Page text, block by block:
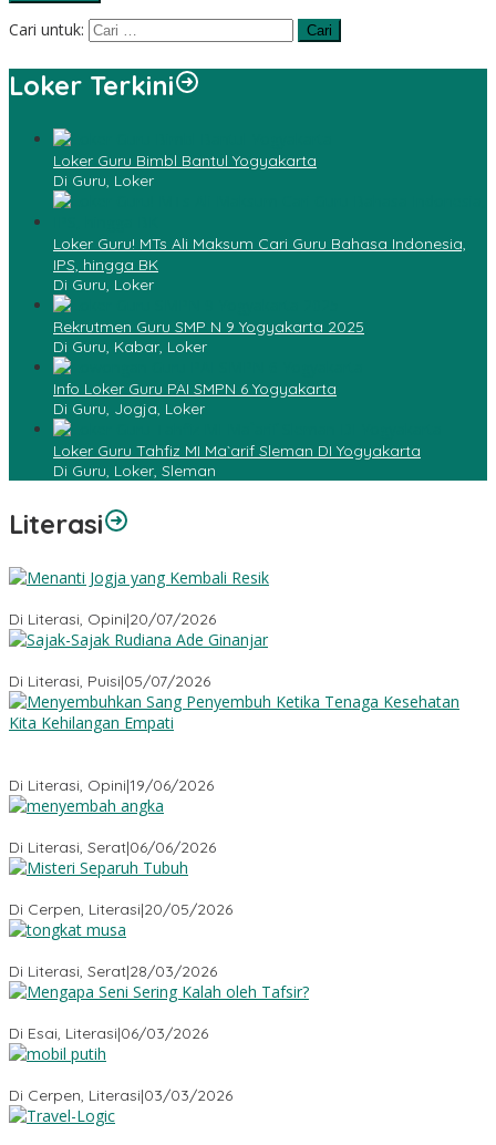
Cari untuk:
Loker Terkini
Loker Guru Bimbl Bantul Yogyakarta
Di Guru, Loker
Loker Guru! MTs Ali Maksum Cari Guru Bahasa Indonesia,
IPS, hingga BK
Di Guru, Loker
Rekrutmen Guru SMP N 9 Yogyakarta 2025
Di Guru, Kabar, Loker
Info Loker Guru PAI SMPN 6 Yogyakarta
Di Guru, Jogja, Loker
Loker Guru Tahfiz MI Ma`arif Sleman DI Yogyakarta
Di Guru, Loker, Sleman
Literasi
Di Literasi, Opini|20/07/2026
Di Literasi, Puisi|05/07/2026
Di Literasi, Opini|19/06/2026
Di Literasi, Serat|06/06/2026
Di Cerpen, Literasi|20/05/2026
Di Literasi, Serat|28/03/2026
Di Esai, Literasi|06/03/2026
Di Cerpen, Literasi|03/03/2026